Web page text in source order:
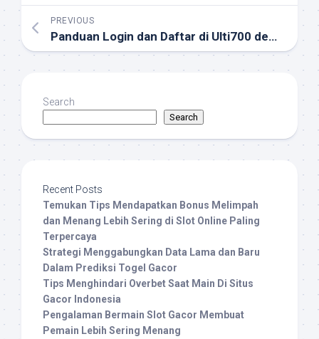
PREVIOUS
Panduan Login dan Daftar di Ulti700 dengan Link VIP untuk Mendapatkan Peluang Menang Lebih Tinggi
Search
Search
Recent Posts
Temukan Tips Mendapatkan Bonus Melimpah
dan Menang Lebih Sering di Slot Online Paling
Terpercaya
Strategi Menggabungkan Data Lama dan Baru
Dalam Prediksi Togel Gacor
Tips Menghindari Overbet Saat Main Di Situs
Gacor Indonesia
Pengalaman Bermain Slot Gacor Membuat
Pemain Lebih Sering Menang